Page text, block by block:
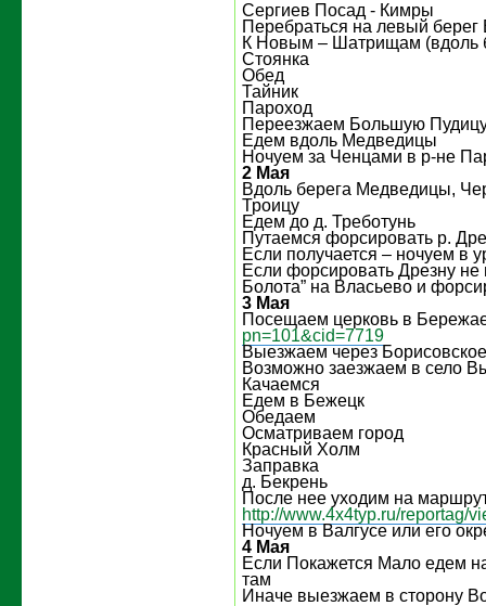
Сергиев Посад - Кимры
Перебраться на левый берег
К Новым – Шатрищам (вдоль
Стоянка
Обед
Тайник
Пароход
Переезжаем Большую
Едем вдоль Медведицы
Ночуем за Ченцами в р-не
2 Мая
Вдоль берега Медведицы,
Троицу
Едем до д. Треботунь
Путаемся форсировать р.
Если получается – ночуем в
Если форсировать Дрезну не
Болота” на Власьево и
3 Мая
Посещаем церковь в
pn=101&cid=7719
Выезжаем через Борисовское
Возможно заезжаем в село
Качаемся
Едем в Бежецк
Обедаем
Осматриваем город
Красный Холм
Заправка
д. Бекрень
После нее уходим на
http://www.4x4typ.ru/reportag/
Ночуем в Валгусе или его
4 Мая
Если Покажется Мало едем
там
Иначе выезжаем в сторону